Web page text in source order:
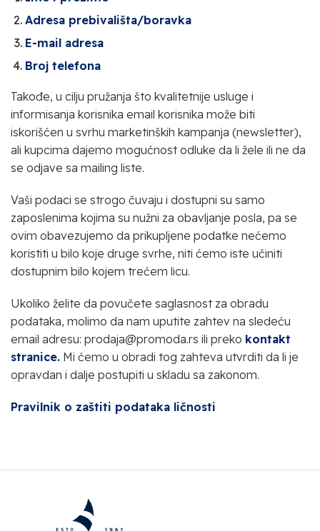
Adresa prebivališta/boravka
E-mail adresa
Broj telefona
Takođe, u cilju pružanja što kvalitetnije usluge i
informisanja korisnika email korisnika može biti
iskorišćen u svrhu marketinških kampanja (newsletter),
ali kupcima dajemo mogućnost odluke da li žele ili ne da
se odjave sa mailing liste.
Vaši podaci se strogo čuvaju i dostupni su samo
zaposlenima kojima su nužni za obavljanje posla, pa se
ovim obavezujemo da prikupljene podatke nećemo
koristiti u bilo koje druge svrhe, niti ćemo iste učiniti
dostupnim bilo kojem trećem licu.
Ukoliko želite da povučete saglasnost za obradu
podataka, molimo da nam uputite zahtev na sledeću
email adresu: prodaja@promoda.rs ili preko kontakt
stranice. Mi ćemo u obradi tog zahteva utvrditi da li je
opravdan i dalje postupiti u skladu sa zakonom.
Pravilnik o zaštiti podataka ličnosti